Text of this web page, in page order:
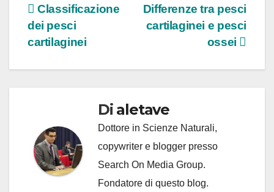
Navigazione
articoli
Differenze tra pesci
cartilaginei e pesci
ossei
Classificazione
dei pesci
cartilaginei
Di aletave
Dottore in Scienze Naturali,
copywriter e blogger presso
Search On Media Group.
Fondatore di questo blog.